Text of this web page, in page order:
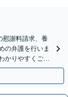
慰謝料請求、養
の弁護を行いま
かりやすくご提